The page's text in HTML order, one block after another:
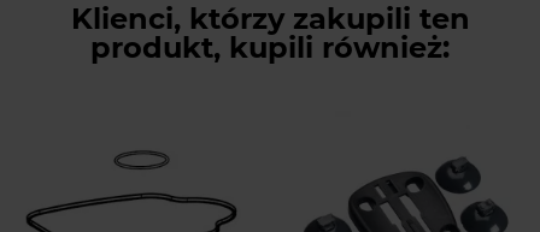
Klienci, którzy zakupili ten
produkt, kupili również: